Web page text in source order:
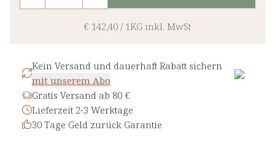
€ 142,40 / 1KG inkl. MwSt
Kein Versand und dauerhaft Rabatt sichern
mit unserem Abo
Gratis Versand ab 80 €
Lieferzeit 2-3 Werktage
30 Tage Geld zurück Garantie